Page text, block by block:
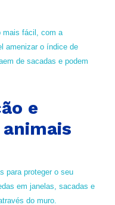
mais fácil, com a
amenizar o índice de
de sacadas e podem
e
para proteger o seu
em janelas, sacadas e
do muro.